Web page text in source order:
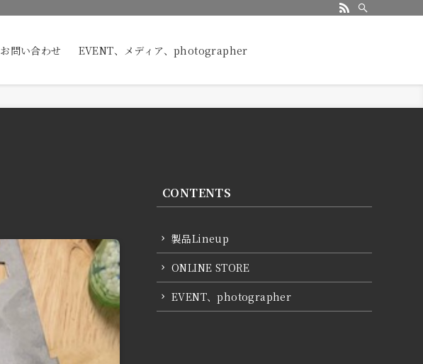
お問い合わせ EVENT、メディア、photographer
CONTENTS
製品Lineup
ONLINE STORE
EVENT、photographer